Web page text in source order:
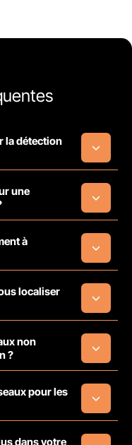
la détection
une
à
localiser
non
?
pour les
dans votre